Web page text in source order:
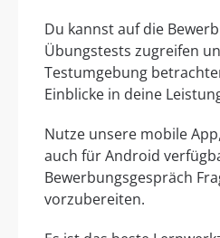
Du kannst auf die
Übungstests zugreifen
Testumgebung
Einblicke in deine
Nutze unsere mobile
auch für Android
Bewerbungsgespräch
vorzubereiten.